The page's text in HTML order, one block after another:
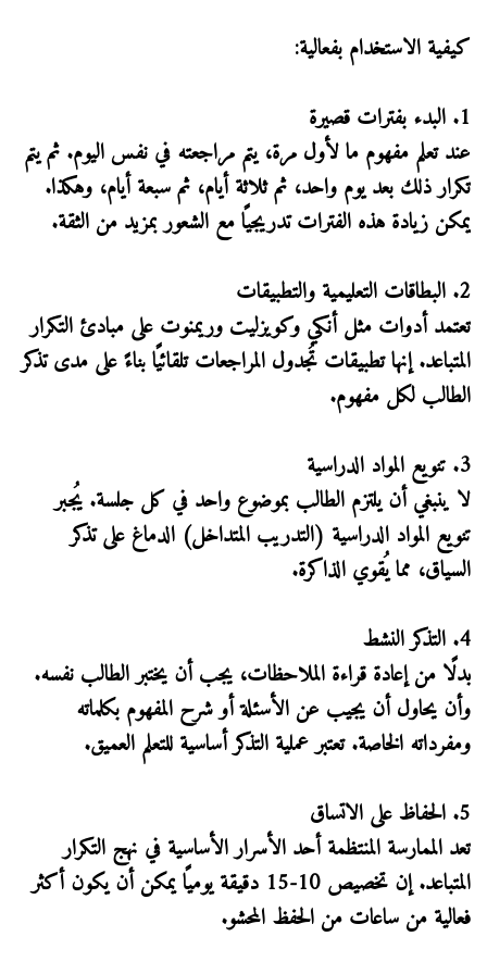
كيفية الاستخدام بفعالية:
1. البدء بفترات قصيرة
عند تعلم مفهوم ما لأول مرة، يتم مراجعته في نفس اليوم. ثم يتم
تكرار ذلك بعد يوم واحد، ثم ثلاثة أيام، ثم سبعة أيام، وهكذا.
يمكن زيادة هذه الفترات تدريجيًا مع الشعور بمزيد من الثقة.
2. البطاقات التعليمية والتطبيقات
تعتمد أدوات مثل أنكي وكويزليت وريمنوت على مبادئ التكرار
المتباعد. إنها تطبيقات تُجدول المراجعات تلقائيًا بناءً على مدى تذكر
الطالب لكل مفهوم.
3. تنويع المواد الدراسية
لا ينبغي أن يلتزم الطالب بموضوع واحد في كل جلسة. يُجبر
تنويع المواد الدراسية (التدريب المتداخل) الدماغ على تذكر
السياق، مما يُقوي الذاكرة.
4. التذكر النشط
بدلًا من إعادة قراءة الملاحظات، يجب أن يختبر الطالب نفسه.
وأن يحاول أن يجيب عن الأسئلة أو شرح المفهوم بكلماته
ومفرداته الخاصة. تعتبر عملية التذكر أساسية للتعلم العميق.
5. الحفاظ على الاتساق
تعد الممارسة المنتظمة أحد الأسرار الأساسية في نهج التكرار
المتباعد. إن تخصيص 10-15 دقيقة يوميًا يمكن أن يكون أكثر
فعالية من ساعات من الحفظ المحشو.